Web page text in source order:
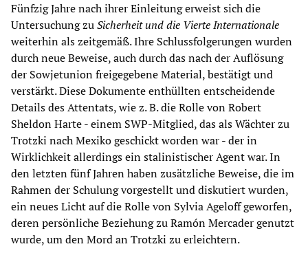
Fünfzig Jahre nach ihrer Einleitung erweist sich die
Untersuchung zuSicherheit und die Vierte Internationale
weiterhin als zeitgemäß. Ihre Schlussfolgerungen wurden
durch neue Beweise, auch durch das nach der Auflösung
der Sowjetunion freigegebene Material, bestätigt und
verstärkt. Diese Dokumente enthüllten entscheidende
Details des Attentats, wie z. B. die Rolle von Robert
Sheldon Harte - einem SWP-Mitglied, das als Wächter zu
Trotzki nach Mexiko geschickt worden war - der in
Wirklichkeit allerdings ein stalinistischer Agent war. In
den letzten fünf Jahren haben zusätzliche Beweise, die im
Rahmen der Schulung vorgestellt und diskutiert wurden,
ein neues Licht auf die Rolle von Sylvia Ageloff geworfen,
deren persönliche Beziehung zu Ramón Mercader genutzt
wurde, um den Mord an Trotzki zu erleichtern.